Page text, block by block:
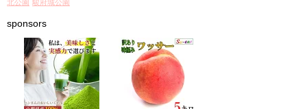
北公園 駿府城公園
sponsors